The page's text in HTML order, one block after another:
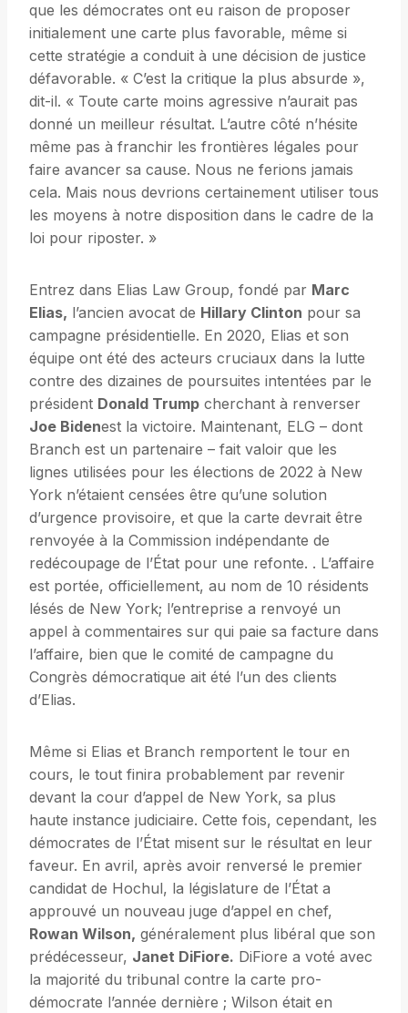
que les démocrates ont eu raison de proposer
initialement une carte plus favorable, même si
cette stratégie a conduit à une décision de justice
défavorable. « C’est la critique la plus absurde »,
dit-il. « Toute carte moins agressive n’aurait pas
donné un meilleur résultat. L’autre côté n’hésite
même pas à franchir les frontières légales pour
faire avancer sa cause. Nous ne ferions jamais
cela. Mais nous devrions certainement utiliser tous
les moyens à notre disposition dans le cadre de la
loi pour riposter. »
Entrez dans Elias Law Group, fondé par Marc
Elias, l’ancien avocat de Hillary Clinton pour sa
campagne présidentielle. En 2020, Elias et son
équipe ont été des acteurs cruciaux dans la lutte
contre des dizaines de poursuites intentées par le
président Donald Trump cherchant à renverser
Joe Bidenest la victoire. Maintenant, ELG – dont
Branch est un partenaire – fait valoir que les
lignes utilisées pour les élections de 2022 à New
York n’étaient censées être qu’une solution
d’urgence provisoire, et que la carte devrait être
renvoyée à la Commission indépendante de
redécoupage de l’État pour une refonte. . L’affaire
est portée, officiellement, au nom de 10 résidents
lésés de New York; l’entreprise a renvoyé un
appel à commentaires sur qui paie sa facture dans
l’affaire, bien que le comité de campagne du
Congrès démocratique ait été l’un des clients
d’Elias.
Même si Elias et Branch remportent le tour en
cours, le tout finira probablement par revenir
devant la cour d’appel de New York, sa plus
haute instance judiciaire. Cette fois, cependant, les
démocrates de l’État misent sur le résultat en leur
faveur. En avril, après avoir renversé le premier
candidat de Hochul, la législature de l’État a
approuvé un nouveau juge d’appel en chef,
Rowan Wilson, généralement plus libéral que son
prédécesseur, Janet DiFiore. DiFiore a voté avec
la majorité du tribunal contre la carte pro-
démocrate l’année dernière ; Wilson était en